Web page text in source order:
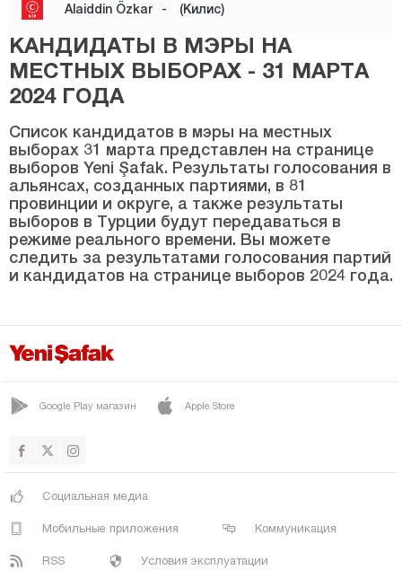
Маниса
Мардин
Мерсин
Муш
Невшехир
Нигде
Орду
Османие
Шанлыурфа
Шырнак
Сивас
Текирдаг
Alaiddin Özkar - (Килис)
КАНДИДАТЫ В МЭРЫ НА
МЕСТНЫХ ВЫБОРАХ - 31 МАРТА
2024 ГОДА
Список кандидатов в мэры на местных
выборах 31 марта представлен на странице
выборов Yeni Şafak. Результаты голосования в
альянсах, созданных партиями, в 81
провинции и округе, а также результаты
выборов в Турции будут передаваться в
режиме реального времени. Вы можете
следить за результатами голосования партий
и кандидатов на странице выборов 2024 года.
Google Play магазин Apple Store
Социальная медиа
Мобильные приложения Коммуникация
RSS Условия эксплуатации